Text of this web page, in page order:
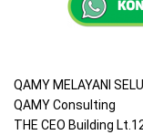
QAMY MELAYANI
QAMY Consulting
THE CEO Building